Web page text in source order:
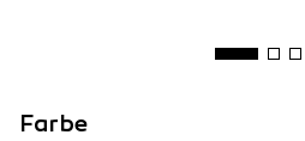
Farbe